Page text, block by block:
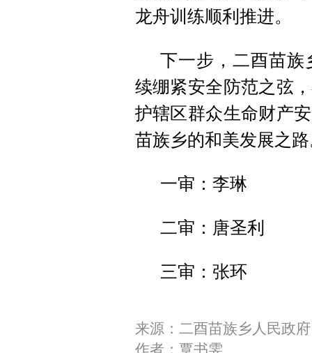
龙舟训练顺利推进。
下一步，二酉苗族
续绷紧安全防范之弦
护辖区群众生命财产
苗族乡的和美发展之
一审：李琳
二审：唐圣利
三审：张环
来源：二酉苗族乡人民政府
作者：覃书雯